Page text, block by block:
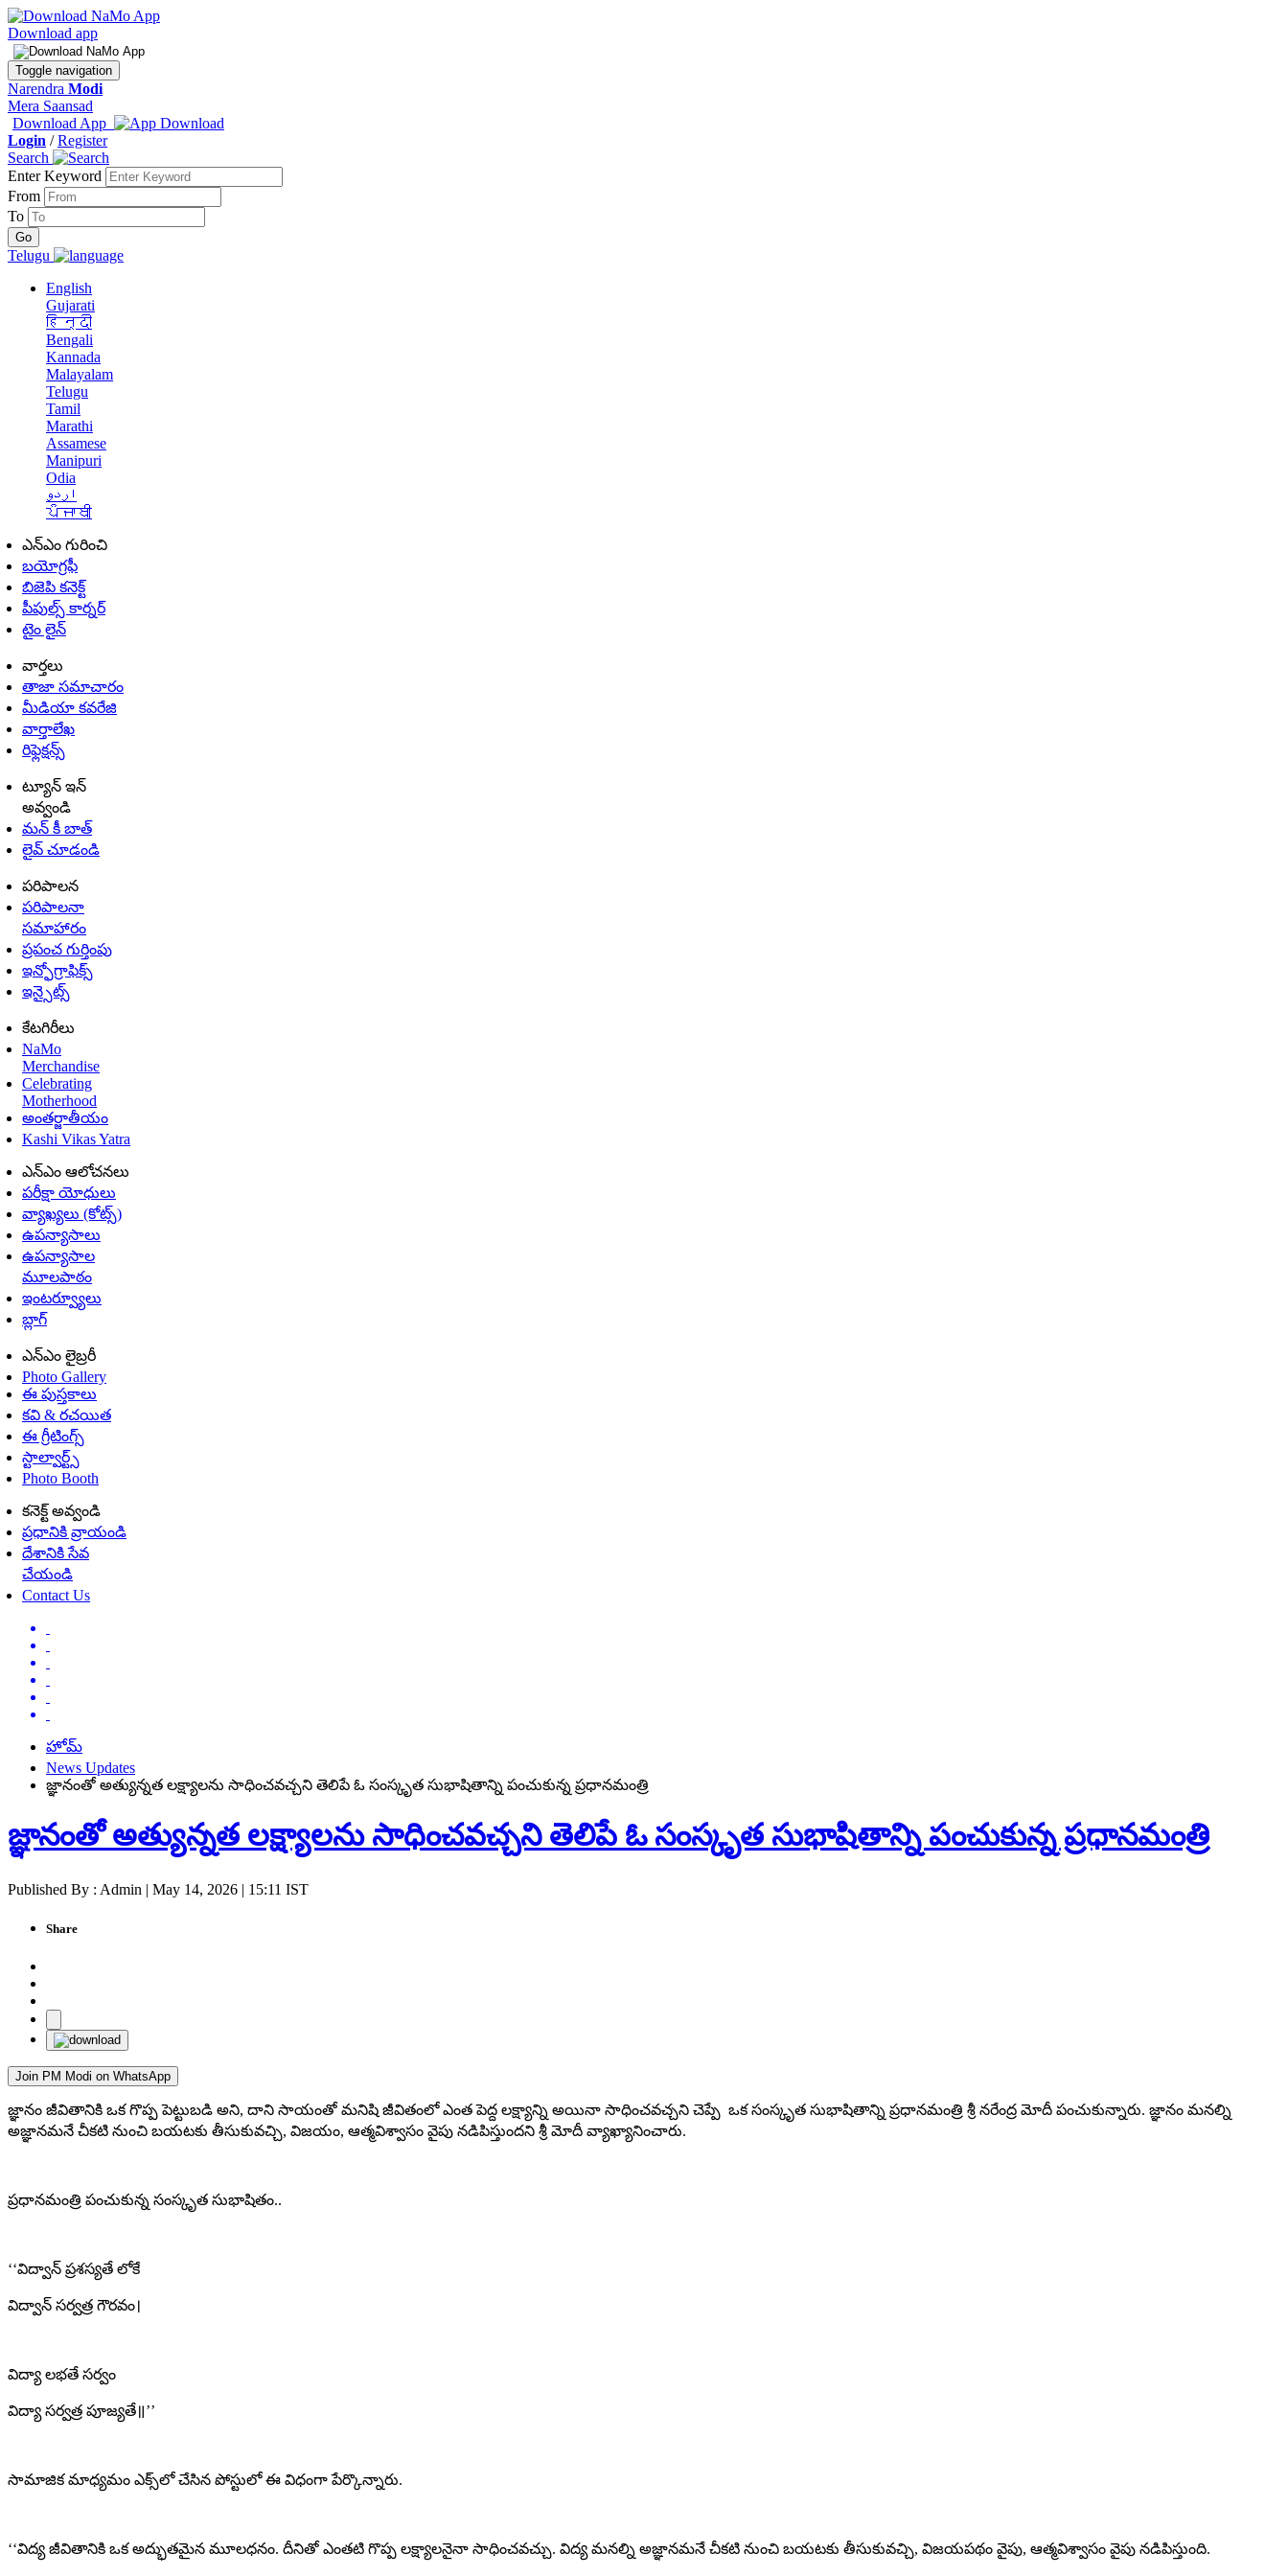
Download app
Toggle navigation
Narendra Modi
Mera Saansad
Download App
Login /Register
Search
Enter Keyword
From
To
Telugu
English
Gujarati
हिन्दी
Bengali
Kannada
Malayalam
Telugu
Tamil
Marathi
Assamese
Manipuri
Odia
اردو
ਪੰਜਾਬੀ
ఎన్ఎం గురించి
బయోగ్రఫీ
బిజెపి కనెక్ట్
పీపుల్స్ కార్నర్
టైం లైన్
వార్తలు
తాజా సమాచారం
మీడియా కవరేజి
వార్తాలేఖ
రిఫ్లెక్షన్స్
ట్యూన్ ఇన్
అవ్వండి
మన్ కీ బాత్
లైవ్ చూడండి
పరిపాలన
పరిపాలనా
సమాహారం
ప్రపంచ గుర్తింపు
ఇన్ఫోగ్రాఫిక్స్
ఇన్సైట్స్
కేటగిరీలు
NaMo
Merchandise
Celebrating
Motherhood
అంతర్జాతీయం
Kashi Vikas Yatra
ఎన్ఎం ఆలోచనలు
పరీక్షా యోధులు
వ్యాఖ్యలు (కోట్స్)
ఉపన్యాసాలు
ఉపన్యాసాల
మూలపాఠం
ఇంటర్వ్యూలు
బ్లాగ్
ఎన్ఎం లైబ్రరీ
Photo Gallery
ఈ పుస్తకాలు
కవి & రచయిత
ఈ గ్రీటింగ్స్
స్టాల్వార్ట్స్
Photo Booth
కనెక్ట్ అవ్వండి
ప్రధానికి వ్రాయండి
దేశానికి సేవ
చేయండి
Contact Us
హోమ్
News Updates
జ్ఞానంతో అత్యున్నత లక్ష్యాలను సాధించవచ్చని తెలిపే ఓ సంస్కృత సుభాషితాన్ని పంచుకున్న ప్రధానమంత్రి
జ్ఞానంతో అత్యున్నత లక్ష్యాలను సాధించవచ్చని తెలిపే ఓ సంస్కృత సుభాషితాన్ని పంచుకున్న ప్రధానమంత్రి
Published By : Admin | May 14, 2026 | 15:11 IST
Share
Join PM Modi on WhatsApp
జ్ఞానం జీవితానికి ఒక గొప్ప పెట్టుబడి అని, దాని సాయంతో మనిషి జీవితంలో ఎంత పెద్ద లక్ష్యాన్ని అయినా సాధించవచ్చని చెప్పే ఒక సంస్కృత సుభాషితాన్ని ప్రధానమంత్రి శ్రీ నరేంద్ర మోదీ పంచుకున్నారు. జ్ఞానం మనల్ని
అజ్ఞానమనే చీకటి నుంచి బయటకు తీసుకువచ్చి, విజయం, ఆత్మవిశ్వాసం వైపు నడిపిస్తుందని శ్రీ మోదీ వ్యాఖ్యానించారు.
ప్రధానమంత్రి పంచుకున్న సంస్కృత సుభాషితం..
‘‘విద్వాన్ ప్రశస్యతే లోకే
విద్వాన్ సర్వత్ర గౌరవం।
విద్యా లభతే సర్వం
విద్యా సర్వత్ర పూజ్యతే॥’’
సామాజిక మాధ్యమం ఎక్స్‌లో చేసిన పోస్టులో ఈ విధంగా పేర్కొన్నారు.
‘‘విద్య జీవితానికి ఒక అద్భుతమైన మూలధనం. దీనితో ఎంతటి గొప్ప లక్ష్యాలనైనా సాధించవచ్చు. విద్య మనల్ని అజ్ఞానమనే చీకటి నుంచి బయటకు తీసుకువచ్చి, విజయపథం వైపు, ఆత్మవిశ్వాసం వైపు నడిపిస్తుంది.